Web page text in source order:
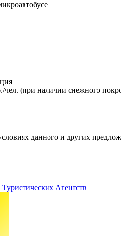
чел. (при наличии снежного
данного и других